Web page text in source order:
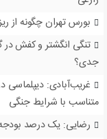
بورس تهران چگونه از
تنگی انگشتر و کفش در
جدی؟
غریب‌آبادی: دیپلماسی
متناسب با شرایط جنگی
رضایی: یک درصد بودجه